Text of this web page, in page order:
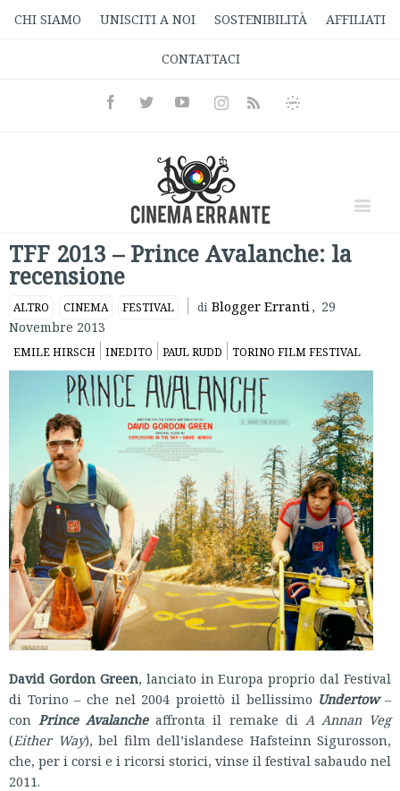
CHI SIAMO UNISCITI A NOI SOSTENIBILITÀ AFFILIATI
CONTATTACI
FacebookTwitterYoutubeInstagramRss
Informativa
TFF 2013 – Prince Avalanche: la
recensione
ALTRO CINEMA FESTIVAL di Blogger Erranti, 29
Novembre 2013
EMILE HIRSCH INEDITO PAUL RUDD TORINO FILM FESTIVAL
David Gordon Green, lanciato in Europa proprio dal Festival
di Torino – che nel 2004 proiettò il bellissimo Undertow–
con Prince Avalancheaffronta il remake di A Annan Veg
(Either Way), bel film dell’islandese Hafsteinn Sigurosson,
che, per i corsi e i ricorsi storici, vinse il festival sabaudo nel
2011.